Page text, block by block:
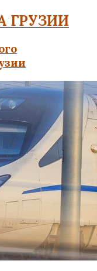
ГРУЗИИ